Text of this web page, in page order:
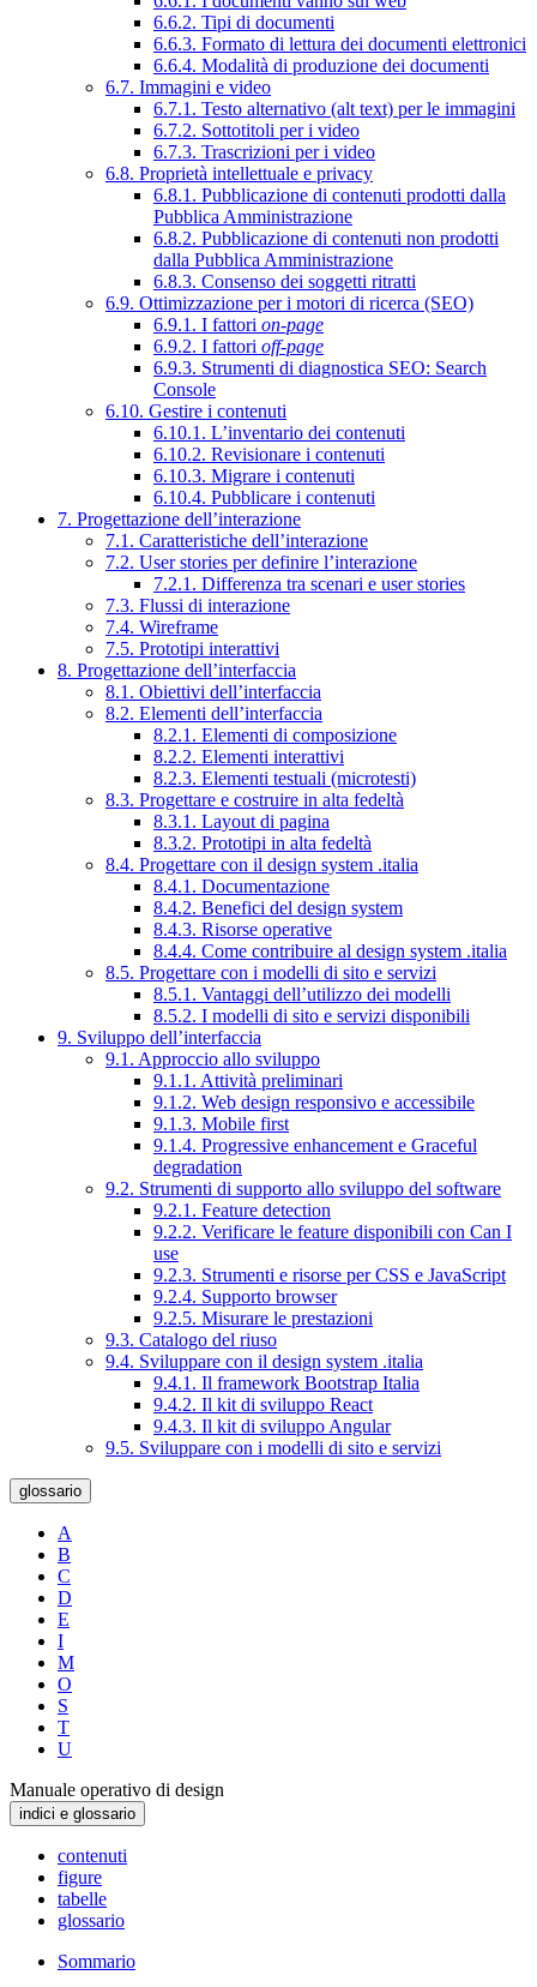
6.6.2. Tipi di documenti
6.6.3. Formato di lettura dei documenti elettronici
6.6.4. Modalità di produzione dei documenti
6.7. Immagini e video
6.7.1. Testo alternativo (alt text) per le immagini
6.7.2. Sottotitoli per i video
6.7.3. Trascrizioni per i video
6.8. Proprietà intellettuale e privacy
6.8.1. Pubblicazione di contenuti prodotti dalla
Pubblica Amministrazione
6.8.2. Pubblicazione di contenuti non prodotti
dalla Pubblica Amministrazione
6.8.3. Consenso dei soggetti ritratti
6.9. Ottimizzazione per i motori di ricerca (SEO)
6.9.1. I fattori on-page
6.9.2. I fattori off-page
6.9.3. Strumenti di diagnostica SEO: Search
Console
6.10. Gestire i contenuti
6.10.1. L’inventario dei contenuti
6.10.2. Revisionare i contenuti
6.10.3. Migrare i contenuti
6.10.4. Pubblicare i contenuti
7. Progettazione dell’interazione
7.1. Caratteristiche dell’interazione
7.2. User stories per definire l’interazione
7.2.1. Differenza tra scenari e user stories
7.3. Flussi di interazione
7.4. Wireframe
7.5. Prototipi interattivi
8. Progettazione dell’interfaccia
8.1. Obiettivi dell’interfaccia
8.2. Elementi dell’interfaccia
8.2.1. Elementi di composizione
8.2.2. Elementi interattivi
8.2.3. Elementi testuali (microtesti)
8.3. Progettare e costruire in alta fedeltà
8.3.1. Layout di pagina
8.3.2. Prototipi in alta fedeltà
8.4. Progettare con il design system .italia
8.4.1. Documentazione
8.4.2. Benefici del design system
8.4.3. Risorse operative
8.4.4. Come contribuire al design system .italia
8.5. Progettare con i modelli di sito e servizi
8.5.1. Vantaggi dell’utilizzo dei modelli
8.5.2. I modelli di sito e servizi disponibili
9. Sviluppo dell’interfaccia
9.1. Approccio allo sviluppo
9.1.1. Attività preliminari
9.1.2. Web design responsivo e accessibile
9.1.3. Mobile first
9.1.4. Progressive enhancement e Graceful
degradation
9.2. Strumenti di supporto allo sviluppo del software
9.2.1. Feature detection
9.2.2. Verificare le feature disponibili con Can I
use
9.2.3. Strumenti e risorse per CSS e JavaScript
9.2.4. Supporto browser
9.2.5. Misurare le prestazioni
9.3. Catalogo del riuso
9.4. Sviluppare con il design system .italia
9.4.1. Il framework Bootstrap Italia
9.4.2. Il kit di sviluppo React
9.4.3. Il kit di sviluppo Angular
9.5. Sviluppare con i modelli di sito e servizi
glossario
A
B
C
D
E
I
M
O
S
T
U
Manuale operativo di design
indici e glossario
contenuti
figure
tabelle
glossario
Sommario